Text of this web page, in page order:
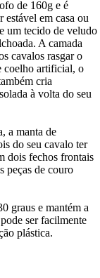
de 160g e é
em casa ou
um tecido de veludo
A camada
cavalos rasgar o
coelho artificial, o
cria
à volta do seu
a manta de
do seu cavalo ter
dois fechos frontais
peças de couro
graus e mantém a
ser facilmente
plástica.